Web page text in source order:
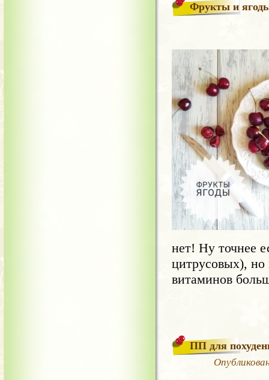
Фрукты и
нет! Ну точнее
цитрусовых), но
витаминов
ПП для